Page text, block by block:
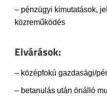
– pénzügyi kimutatások,
közreműködés
Elvárások:
– középfokú gazdasági/
– betanulás után önálló